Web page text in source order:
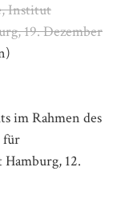
Institut
19. Dezember
im Rahmen des
für
12.